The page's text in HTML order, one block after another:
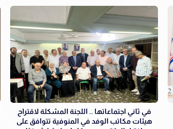
في ثاني اجتماعاتها .. اللجنة المشكلة لاقتراح
هيئات مكاتب الوفد في المنوفية تتوافق على